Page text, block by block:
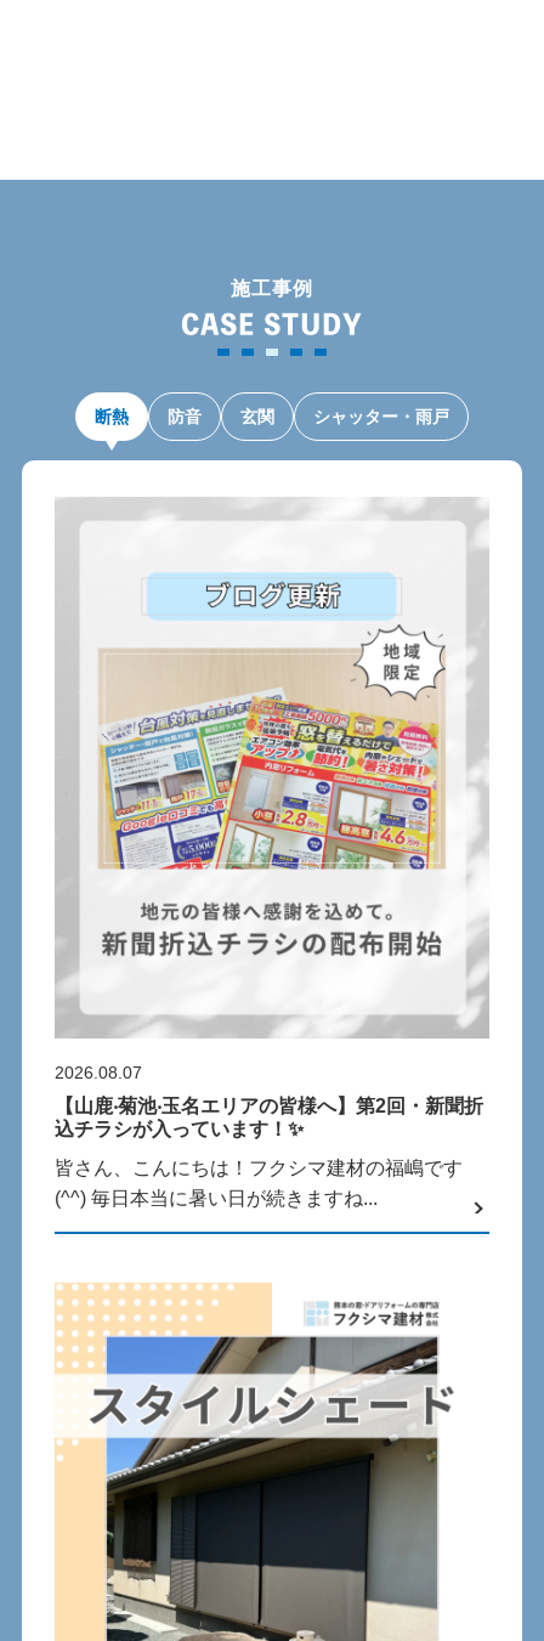
施工事例
CASE STUDY
断熱 防音 玄関 シャッター・雨戸
2026.08.07
【⼭⿅‧菊池‧⽟名エリアの皆様へ】第2回・新聞折
込チラシが⼊っています！✨
皆さん、こんにちは！フクシマ建材の福嶋です
(^^) 毎⽇本当に暑い⽇が続きますね...